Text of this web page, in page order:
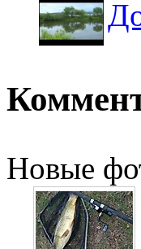
Новые